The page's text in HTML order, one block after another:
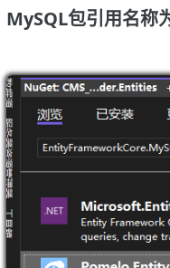
MySQL包引用名